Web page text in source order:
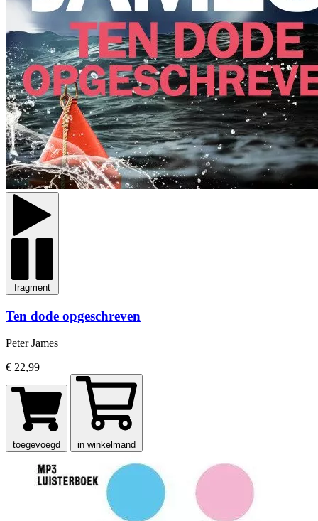
fragment
Ten dode opgeschreven
Peter James
€ 22,99
toegevoegd in winkelmand